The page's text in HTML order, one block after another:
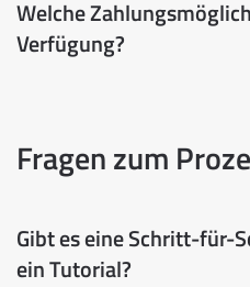
Welche
Verfügung?
Fragen zum
Gibt es eine Schritt-für-
ein Tutorial?